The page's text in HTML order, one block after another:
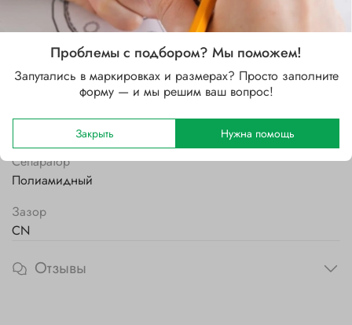
Внутренний диаметр d, мм
19.05
Наружный диаметр D, мм
47
Сепаратор
Полиамидный
Зазор
CN
Отзывы
Проблемы с подбором? Мы поможем!
Запутались в маркировках и размерах? Просто заполните
форму — и мы решим ваш вопрос!
Закрыть Нужна помощь